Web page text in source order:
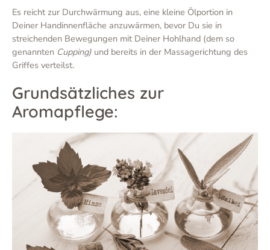
Es reicht zur Durchwärmung aus, eine kleine Ölportion in
Deiner Handinnenfläche anzuwärmen, bevor Du sie in
streichenden Bewegungen mit Deiner Hohlhand (dem so
genannten Cupping) und bereits in der Massagerichtung des
Griffes verteilst.
Grundsätzliches zur
Aromapflege: